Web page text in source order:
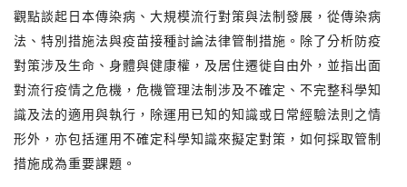
觀點談起日本傳染病、大規模流行對策與法制發展，從傳染病
法、特別措施法與疫苗接種討論法律管制措施。除了分析防疫
對策涉及生命、身體與健康權，及居住遷徙自由外，並指出面
對流行疫情之危機，危機管理法制涉及不確定、不完整科學知
識及法的適用與執行，除運用已知的知識或日常經驗法則之情
形外，亦包括運用不確定科學知識來擬定對策，如何採取管制
措施成為重要課題。